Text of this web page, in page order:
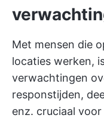
Met mensen die
locaties werken,
verwachtingen
responstijden,
enz. cruciaal